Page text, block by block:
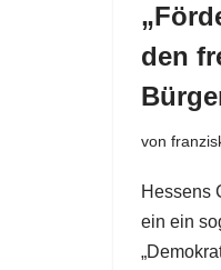
den
von
Hessens
ein ein